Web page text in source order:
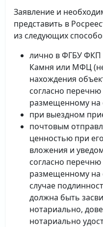
Заявление и
представить в
из следующих
лично в ФГБУ ФКП
Камня или МФЦ
нахождения
согласно
размещенному на
при выездном
почтовым
ценностью при
вложения и
согласно
размещенному на
случае
должна быть
нотариально,
нотариально